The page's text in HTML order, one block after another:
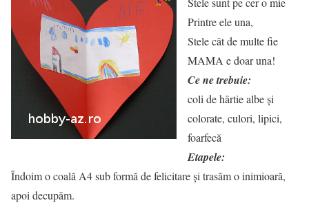
Printre ele una,
Stele cât de multe fie
MAMA e doar una!
Ce ne trebuie:
coli de hârtie albe și
colorate, culori, lipici,
foarfecă
Etapele:
Îndoim o coală A4 sub formă de felicitare și trasăm o inimioară,
apoi decupăm.